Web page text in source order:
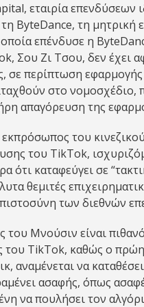
εταιρία επενδύσεων
ByteDance, τη μητρική
επένδυσε η
Σου Ζι Τσου, δεν έχει
σε περίπτωση
στο
απαγόρευση της
του
του TikTok,
ότι καταφεύγει σε
θεμιτές
των διεθνών
του Μνούσιν είναι
του TikTok, καθώς ο
αναμένεται να
ασαφής, όπως
να πουλήσει τον